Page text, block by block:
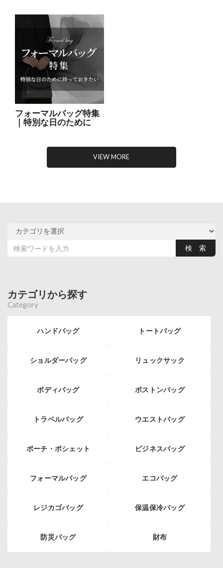
フォーマルバッグ特集
｜特別な日のために
VIEW MORE
カテゴリから探す
Category
ハンドバッグ トートバッグ
ショルダーバッグ リュックサック
ボディバッグ ボストンバッグ
トラベルバッグ ウエストバッグ
ポーチ・ポシェット ビジネスバッグ
フォーマルバッグ エコバッグ
レジカゴバッグ 保温保冷バッグ
防災バッグ 財布